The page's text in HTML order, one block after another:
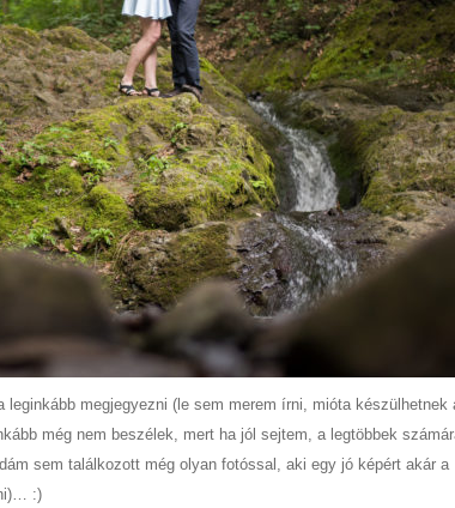
megjegyezni (le sem merem írni, mióta készülhetnek
még nem beszélek, mert ha jól sejtem, a legtöbbek
sem találkozott még olyan fotóssal, aki egy jó képért akár a
:)